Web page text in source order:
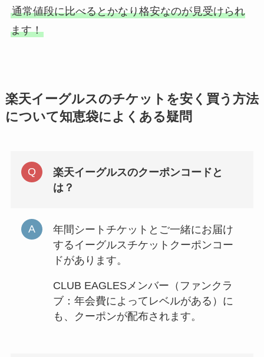
通常値段に比べるとかなり格安なのが見受けられ
ます！
楽天イーグルスのチケットを安く買う方法
について知恵袋によくある疑問
楽天イーグルスのクーポンコードと
は？
年間シートチケットとご一緒にお届け
するイーグルスチケットクーポンコー
ドがあります。
CLUB EAGLESメンバー（ファンクラ
ブ：年会費によってレベルがある）に
も、クーポンが配布されます。